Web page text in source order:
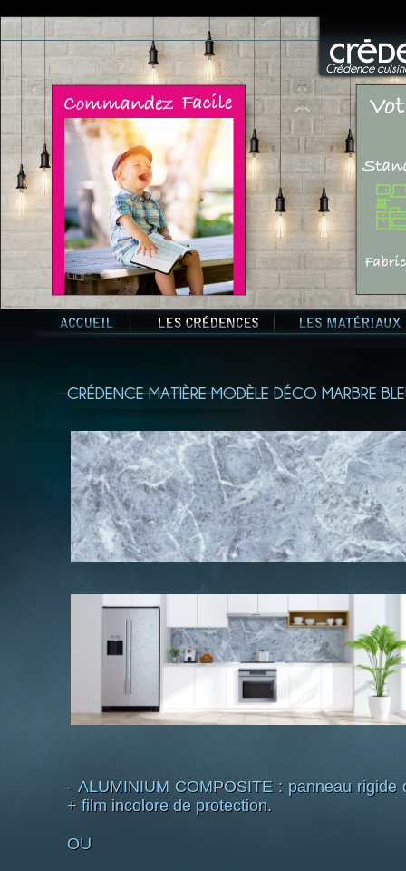
Crédence
CRÉDENCE MATIÈRE MODÈLE DÉCO MARBRE
- ALUMINIUM COMPOSITE : panneau
+ film incolore de protection.
OU